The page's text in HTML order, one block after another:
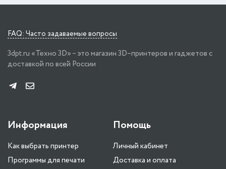
FAQ: Часто задаваемые вопросы
3dpt.ru «Техно 3D» – это магазин 3D–принтеров и гаджетов с
доставкой по всей России
Информация
Как выбрать принтер
Программы для печати
Помощь
Личный кабинет
Доставка и оплата